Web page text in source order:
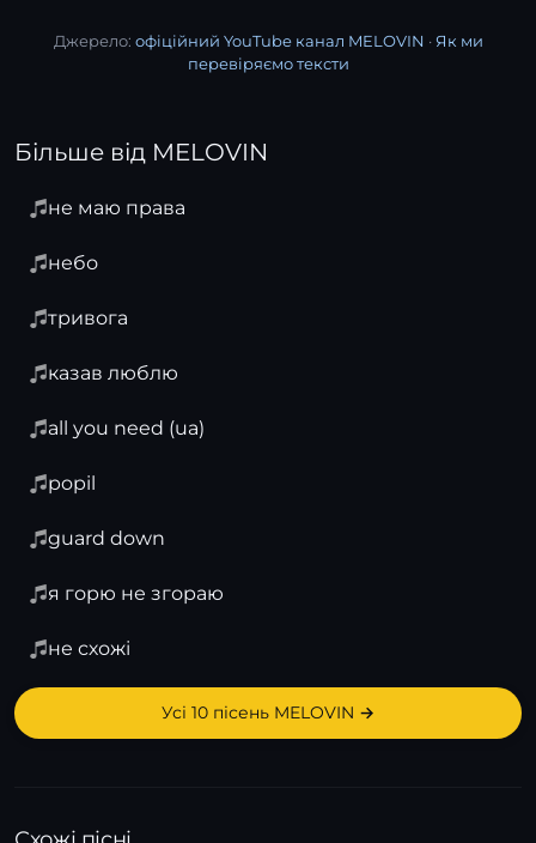
Джерело: офіційний YouTube канал MELOVIN · Як ми
перевіряємо тексти
Більше від MELOVIN
не маю права
небо
тривога
казав люблю
all you need (ua)
popil
guard down
я горю не згораю
не схожі
Усі 10 пісень MELOVIN →